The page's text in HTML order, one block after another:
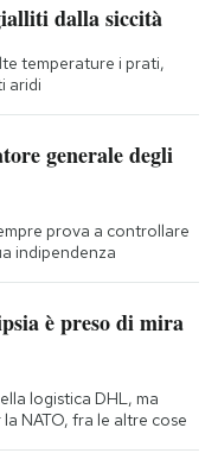
dalla siccità
temperature i prati,
aridi
generale degli
prova a controllare
indipendenza
è preso di mira
logistica DHL, ma
NATO, fra le altre cose